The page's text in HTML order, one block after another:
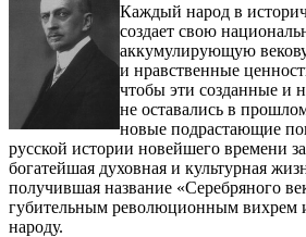
Каждый народ в
создает свою
аккумулирующую
и нравственные
чтобы эти созданные и
не оставались в
новые подрастающие
русской истории новейшего времени
богатейшая духовная и культурная
получившая название «Серебряного
губительным революционным вихрем и
народу.